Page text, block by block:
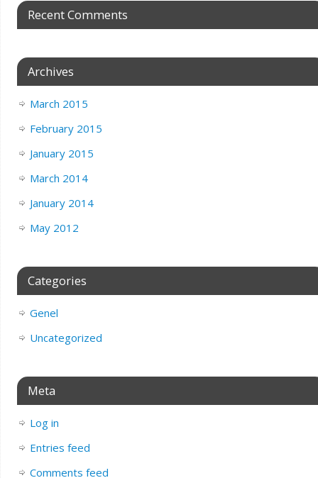
Recent Comments
Archives
March 2015
February 2015
January 2015
March 2014
January 2014
May 2012
Categories
Genel
Uncategorized
Meta
Log in
Entries feed
Comments feed